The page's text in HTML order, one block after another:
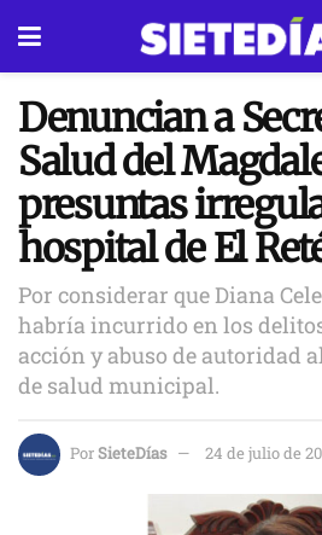
Denuncian a
Salud del
presuntas
hospital de El
Por considerar que Diana
habría incurrido en los
acción y abuso de autoridad
de salud municipal.
PorSieteDías 24 de julio de